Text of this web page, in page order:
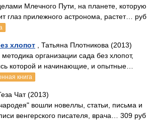
Млечного Пути, на планете, которую
глаз прилежного астронома, растет… руб
хлопот , Татьяна Плотникова (2013)
организации сада без хлопот,
которой и начинающие, и опытные…
книга
Чат (2013)
вошли новеллы, статьи, письма и
венгерского писателя, врача… 309 руб